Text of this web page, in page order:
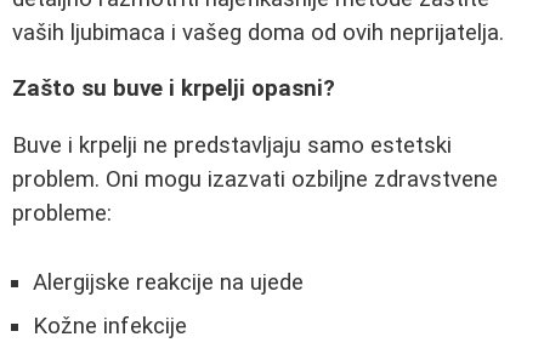
vaših ljubimaca i vašeg doma od ovih neprijatelja.
Zašto su buve i krpelji opasni?
Buve i krpelji ne predstavljaju samo estetski
problem. Oni mogu izazvati ozbiljne zdravstvene
probleme:
Alergijske reakcije na ujede
Kožne infekcije